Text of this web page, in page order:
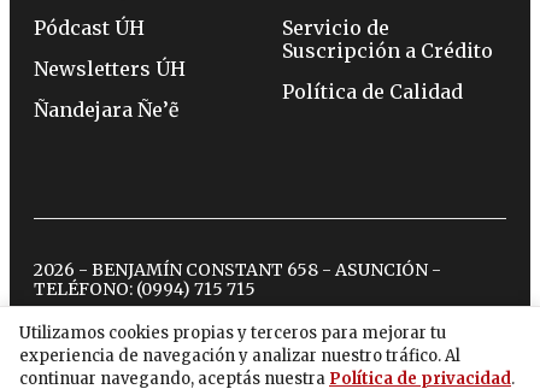
Utilizamos cookies propias y terceros para mejorar tu
experiencia de navegación y analizar nuestro tráfico. Al
continuar navegando, aceptás nuestra Política de privacidad.
Pódcast ÚH
Newsletters ÚH
Ñandejara Ñe’ẽ
Servicio de
Suscripción a Crédito
Política de Calidad
2026 - BENJAMÍN CONSTANT 658 - ASUNCIÓN -
TELÉFONO: (0994) 715 715
twitterinstagram
facebook
tiktokyoutubespotify